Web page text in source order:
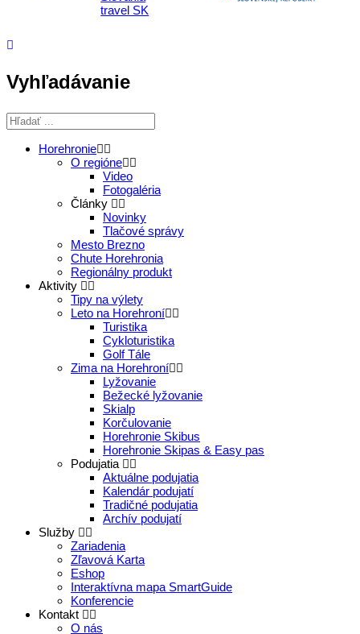
Vyhľadávanie
Horehronie
O regióne
Video
Fotogaléria
Články
Novinky
Tlačové správy
Mesto Brezno
Chute Horehronia
Regionálny produkt
Aktivity
Tipy na výlety
Leto na Horehroní
Turistika
Cykloturistika
Golf Tále
Zima na Horehroní
Lyžovanie
Bežecké lyžovanie
Skialp
Korčulovanie
Horehronie Skibus
Horehronie Skipas & Easy pas
Podujatia
Aktuálne podujatia
Kalendár podujatí
Tradičné podujatia
Archív podujatí
Služby
Zariadenia
Zľavová Karta
Eshop
Interaktívna mapa SmartGuide
Konferencie
Kontakt
O nás